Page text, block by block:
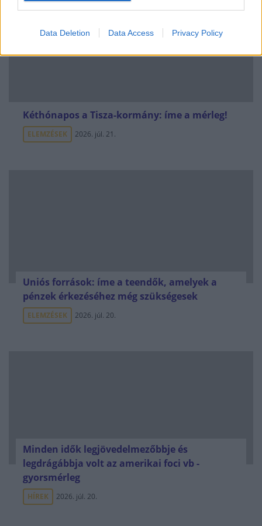
Data Deletion Data Access Privacy Policy
Kéthónapos a Tisza-kormány: íme a mérleg!
ELEMZÉSEK 2026. júl. 21.
Uniós források: íme a teendők, amelyek a
pénzek érkezéséhez még szükségesek
ELEMZÉSEK 2026. júl. 20.
Minden idők legjövedelmezőbbje és
legdrágábbja volt az amerikai foci vb -
gyorsmérleg
HÍREK 2026. júl. 20.